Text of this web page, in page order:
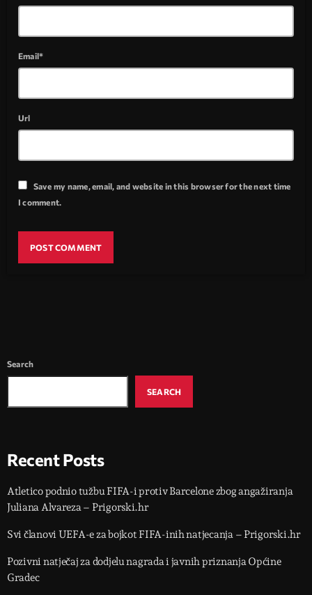
Email*
Url
Save my name, email, and website in this browser for the next time
I comment.
Search
SEARCH
Recent Posts
Atletico podnio tužbu FIFA-i protiv Barcelone zbog angažiranja
Juliana Alvareza – Prigorski.hr
Svi članovi UEFA-e za bojkot FIFA-inih natjecanja – Prigorski.hr
Pozivni natječaj za dodjelu nagrada i javnih priznanja Općine
Gradec